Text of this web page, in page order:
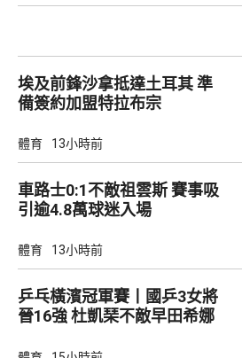
埃及前鋒沙拿抵達土耳其 準
備簽約加盟特拉布宗
體育 13小時前
車路士0:1不敵祖雲斯 賽事吸
引逾4.8萬球迷入場
體育 13小時前
乒乓橫濱冠軍賽丨國乒3女將
晉16強 杜凱琹不敵早田希娜